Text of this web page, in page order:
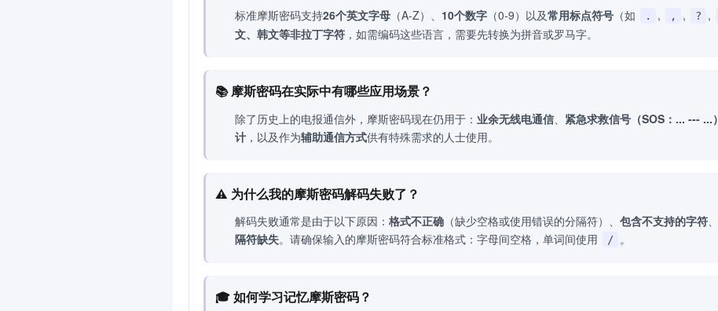
标准摩斯密码支持26个英文字母 （A-Z）、 10个数字 （0-9）以及常用标点符号 （如 . , , , ? ,
文、韩文等非拉丁字符 ，如需编码这些语言，需要先转换为拼音或罗马字。
📚 摩斯密码在实际中有哪些应用场景？
除了历史上的电报通信外，摩斯密码现在仍用于： 业余无线电通信 紧急求救信号（SOS：... --- ...）
计 ，以及作为辅助通信方式供有特殊需求的人士使用。
⚠️ 为什么我的摩斯密码解码失败了？
解码失败通常是由于以下原因： 格式不正确 （缺少空格或使用错误的分隔符）、 包含不支持的字符、
隔符缺失。请确保输入的摩斯密码符合标准格式：字母间空格，单词间使用 / 。
🎓 如何学习记忆摩斯密码？